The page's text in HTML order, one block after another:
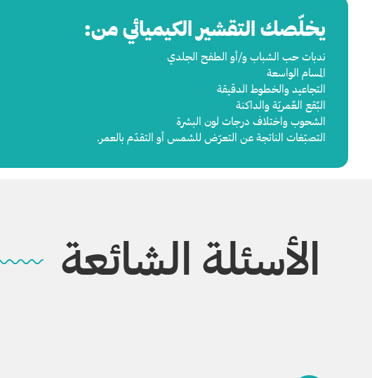
يخلّصك التقشير الكيميائي من:
ندبات حب الشباب و/أو الطفح الجلدي
المسام الواسعة
التجاعيد والخطوط الدقيقة
البٌقع العٌمريّة والداكنة
الشحوب واختلاف درجات لون البشرة
التصبّغات الناتجة عن التعرّض للشمس أو التقدّم بالعمر.
الأسئلة الشائعة